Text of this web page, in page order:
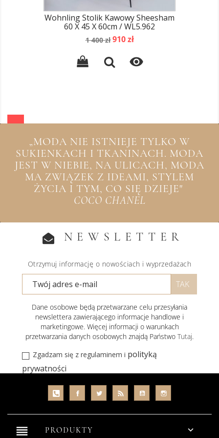
Wohnling Stolik Kawowy Sheesham
60 X 45 X 60cm / WL5.962
Cena
1 400 zł Cena
910 zł

„MODA NIE ISTNIEJE TYLKO W
SUKIENKACH I TKANINACH. MODA
JEST W NIEBIE, NA ULICACH, MODA
MA ZWIĄZEK Z IDEAMI, STYLEM
ŻYCIA I TYM, CO SIĘ DZIEJE"
COCO CHANEL
NEWSLETTER
Otrzymuj informację o nowościach i wyprzedażach
Dane osobowe będą przetwarzane celu przesyłania
newslettera zawierającego informacje handlowe i
marketingowe. Więcej informacji o warunkach
przetwarzania danych osobowych znajdą Państwo Tutaj.
Zgadzam się z regulaminem i polityką
prywatności
reorder PRODUKTY 